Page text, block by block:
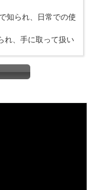
知られ、日常での使
れ、手に取って扱い
は、使用中にホワイ
）と容量